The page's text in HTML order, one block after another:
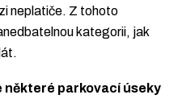
neplatiče. Z tohoto
kategorii, jak
některé parkovací úseky